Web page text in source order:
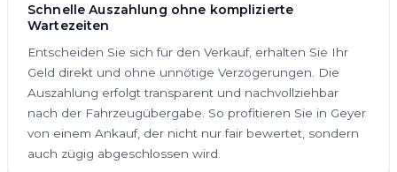
Schnelle Auszahlung ohne komplizierte
Wartezeiten
Entscheiden Sie sich für den Verkauf, erhalten Sie Ihr
Geld direkt und ohne unnötige Verzögerungen. Die
Auszahlung erfolgt transparent und nachvollziehbar
nach der Fahrzeugübergabe. So profitieren Sie in Geyer
von einem Ankauf, der nicht nur fair bewertet, sondern
auch zügig abgeschlossen wird.